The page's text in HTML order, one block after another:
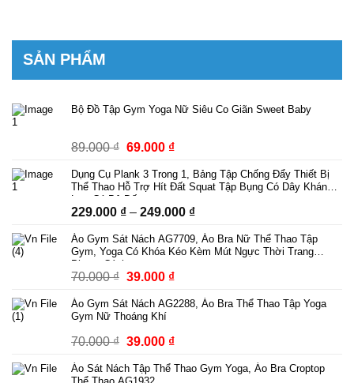
SẢN PHẨM
Bộ Đồ Tập Gym Yoga Nữ Siêu Co Giãn Sweet Baby
89.000₫ Giá
là:
89.000 ₫.
69.000 ₫Giá
tại
69.000 ₫.
Dụng Cụ Plank 3 Trong 1, Bảng Tập Chống Đẩy Thiết Bị
Thể Thao Hỗ Trợ Hít Đất Squat Tập Bụng Có Dây Kháng
Lực Có Bộ Đếm
229.000 ₫ – 249.000 ₫Khoảng
từ
229.000 ₫
Áo Gym Sát Nách AG7709, Áo Bra Nữ Thể Thao Tập
Gym, Yoga Có Khóa Kéo Kèm Mút Ngực Thời Trang
Phong Cách
70.000₫ Giá
là:
70.000 ₫.
39.000 ₫Giá
tại
39.000 ₫.
Áo Gym Sát Nách AG2288, Áo Bra Thể Thao Tập Yoga
Gym Nữ Thoáng Khí
70.000₫ Giá
là:
39.000 ₫Giá
tại
Áo Sát Nách Tập Thể Thao Gym Yoga, Áo Bra Croptop